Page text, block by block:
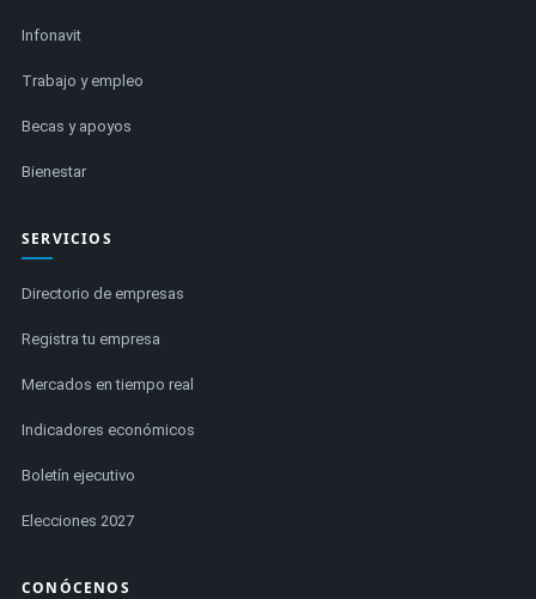
Infonavit
Trabajo y empleo
Becas y apoyos
Bienestar
SERVICIOS
Directorio de empresas
Registra tu empresa
Mercados en tiempo real
Indicadores económicos
Boletín ejecutivo
Elecciones 2027
CONÓCENOS